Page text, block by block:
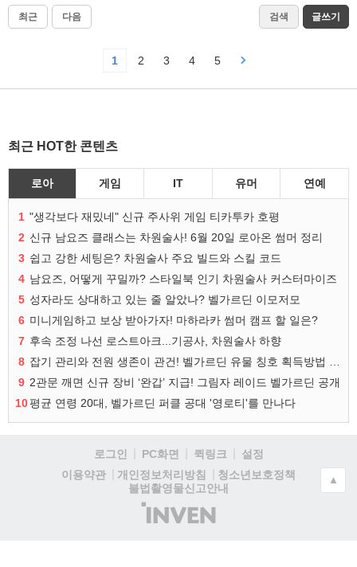
최근 다음 검색 글쓰기
1 2 3 4 5
최근 HOT한 콘텐츠
로아 게임 IT 유머 연예
1 "생각보다 재밌네" 신규 주사위 게임 티카투카 호평
2 신규 남요즈 클래스는 차원술사! 6월 20일 로아온 썸머 정리
3 쉽고 강한 세팅은? 차원술사 주요 빌드와 스킬 코드
4 남요즈, 어떻게 꾸밀까? 스타일북 인기 차원술사 커스터마이즈
5 성자라도 상대하고 있는 줄 알았나? 벨가르딘 이모저모
6 미니게임하고 보상 받아가자! 마하라카 썸머 캠프 할 일은?
7 후속 조정 나선 로스트아크...기공사, 차원술사 하향
8
9 2관문 깨면 신규 장비 ‘완갑’ 지급! 그림자 레이드 벨가르딘 공개
10평균 연령 20대, 벨가르딘 퍼클 공대 '영로티'를 만나다
로그인 PC화면 퀵링크
설정
이용약관
개인정보처리방침
청소년보호정책
불법촬영물신고안내
(주)
인
▲